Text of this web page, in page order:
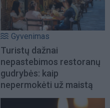
Gyvenimas
Turistų dažnai
nepastebimos restoranų
gudrybės: kaip
nepermokėti už maistą